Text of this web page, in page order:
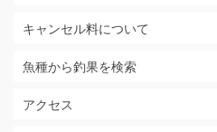
キャンセル料について
魚種から釣果を検索
アクセス